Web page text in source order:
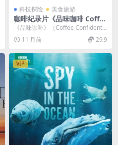
科技探险 美食旅游
咖啡纪录片《品味咖啡 Coffe
e Confidential》全2季 汉语
中字 720P高清百度网盘下载
《品味咖啡》（Coffee Confidentia
l）是香港TVB制作的咖啡主题...
11 月前 29.9
VIP